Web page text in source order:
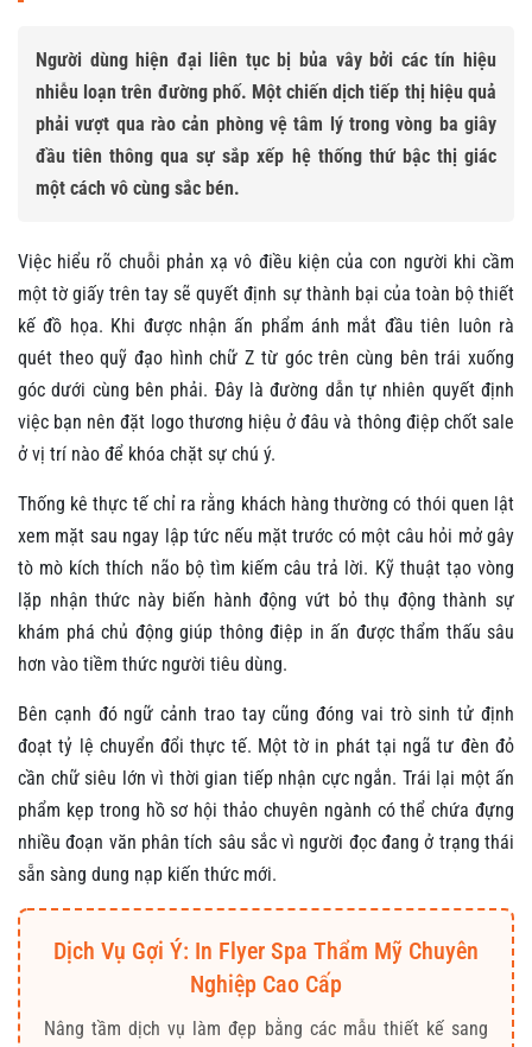
Người dùng hiện đại liên tục bị bủa vây bởi các tín hiệu
nhiễu loạn trên đường phố. Một chiến dịch tiếp thị hiệu quả
phải vượt qua rào cản phòng vệ tâm lý trong vòng ba giây
đầu tiên thông qua sự sắp xếp hệ thống thứ bậc thị giác
một cách vô cùng sắc bén.
Việc hiểu rõ chuỗi phản xạ vô điều kiện của con người khi cầm
một tờ giấy trên tay sẽ quyết định sự thành bại của toàn bộ thiết
kế đồ họa. Khi được nhận ấn phẩm ánh mắt đầu tiên luôn rà
quét theo quỹ đạo hình chữ Z từ góc trên cùng bên trái xuống
góc dưới cùng bên phải. Đây là đường dẫn tự nhiên quyết định
việc bạn nên đặt logo thương hiệu ở đâu và thông điệp chốt sale
ở vị trí nào để khóa chặt sự chú ý.
Thống kê thực tế chỉ ra rằng khách hàng thường có thói quen lật
xem mặt sau ngay lập tức nếu mặt trước có một câu hỏi mở gây
tò mò kích thích não bộ tìm kiếm câu trả lời. Kỹ thuật tạo vòng
lặp nhận thức này biến hành động vứt bỏ thụ động thành sự
khám phá chủ động giúp thông điệp in ấn được thẩm thấu sâu
hơn vào tiềm thức người tiêu dùng.
Bên cạnh đó ngữ cảnh trao tay cũng đóng vai trò sinh tử định
đoạt tỷ lệ chuyển đổi thực tế. Một tờ in phát tại ngã tư đèn đỏ
cần chữ siêu lớn vì thời gian tiếp nhận cực ngắn. Trái lại một ấn
phẩm kẹp trong hồ sơ hội thảo chuyên ngành có thể chứa đựng
nhiều đoạn văn phân tích sâu sắc vì người đọc đang ở trạng thái
sẵn sàng dung nạp kiến thức mới.
Dịch Vụ Gợi Ý: In Flyer Spa Thẩm Mỹ Chuyên
Nghiệp Cao Cấp
Nâng tầm dịch vụ làm đẹp bằng các mẫu thiết kế sang